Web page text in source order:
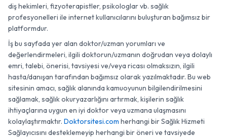
diş hekimleri, fizyoterapistler, psikologlar vb. sağlık
profesyonelleri ile internet kullanıcılarını buluşturan bağımsız bir
platformdur.
İş bu sayfada yer alan doktor/uzman yorumları ve
değerlendirmeleri, ilgili doktorun/uzmanın doğrudan veya dolaylı
emri, talebi, önerisi, tavsiyesi ve/veya ricası olmaksızın, ilgili
hasta/danışan tarafından bağımsız olarak yazılmaktadır. Bu web
sitesinin amacı, sağlık alanında kamuoyunun bilgilendirilmesini
sağlamak, sağlık okuryazarlığını artırmak, kişilerin sağlık
ihtiyaçlarına uygun en iyi doktor veya uzmana ulaşmasını
kolaylaştırmaktır. Doktorsitesi.com herhangi bir Sağlık Hizmeti
Sağlayıcısını desteklemeyip herhangi bir öneri ve tavsiyede